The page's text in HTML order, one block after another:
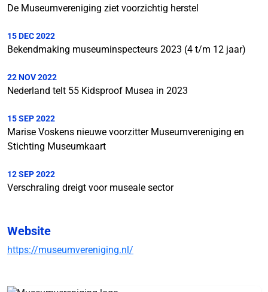
De Museumvereniging ziet voorzichtig herstel
15 DEC 2022
Bekendmaking museuminspecteurs 2023 (4 t/m 12 jaar)
22 NOV 2022
Nederland telt 55 Kidsproof Musea in 2023
15 SEP 2022
Marise Voskens nieuwe voorzitter Museumvereniging en
Stichting Museumkaart
12 SEP 2022
Verschraling dreigt voor museale sector
Website
https://museumvereniging.nl/